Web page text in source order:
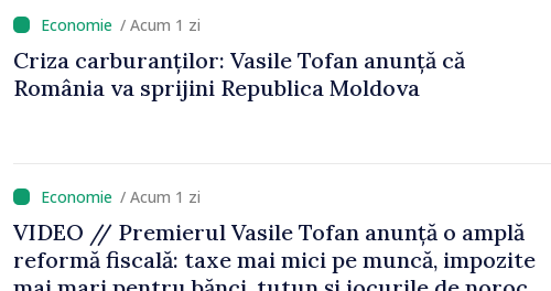
/ Acum 1 zi
Criza carburanților: Vasile Tofan anunță că
România va sprijini Republica Moldova
/ Acum 1 zi
VIDEO // Premierul Vasile Tofan anunță o amplă
reformă fiscală: taxe mai mici pe muncă, impozite